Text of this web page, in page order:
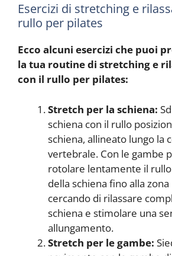
Esercizi di stretching e
rullo per pilates
Ecco alcuni esercizi che puoi
la tua routine di stretching e
con il rullo per pilates:
Stretch per la schiena:
schiena con il rullo
schiena, allineato lungo la
vertebrale. Con le gambe
rotolare lentamente il
della schiena fino alla
cercando di rilassare
schiena e stimolare una
allungamento.
Stretch per le gambe: